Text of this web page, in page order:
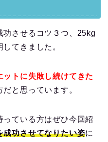
功させるコツ３つ、25kg
てきました。
ットに失敗し続けてきた
と思っています。
ている方はぜひ今回紹
成功させてなりたい姿に